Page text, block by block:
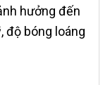
hưởng đến
độ bóng loáng